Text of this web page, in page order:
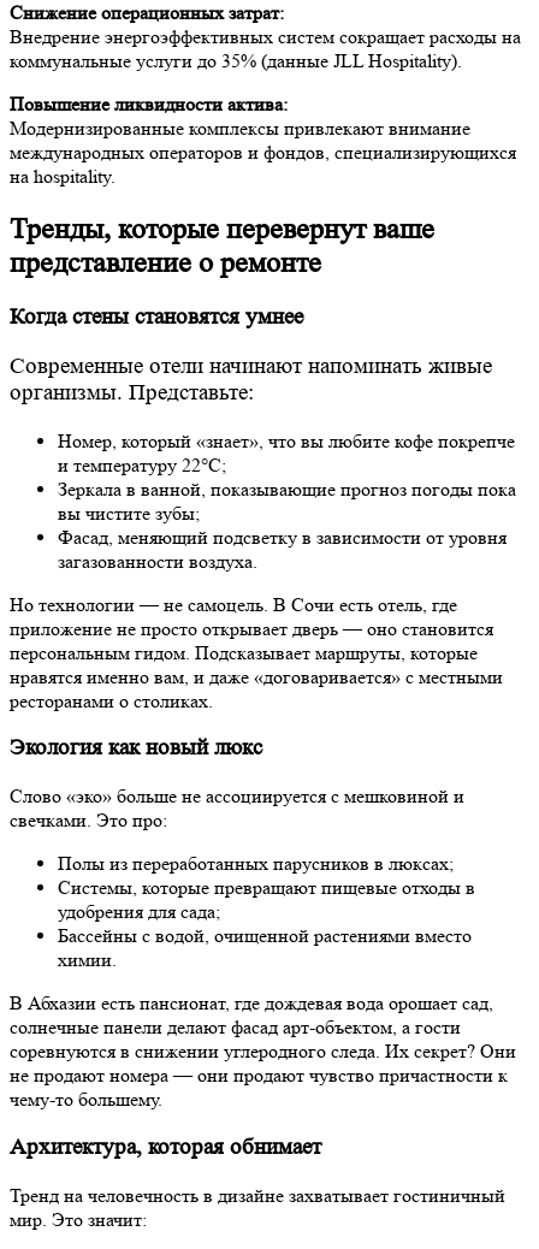
Снижение операционных затрат:
Внедрение энергоэффективных систем сокращает расходы на
коммунальные услуги до 35% (данные JLL Hospitality).
Повышение ликвидности актива:
Модернизированные комплексы привлекают внимание
международных операторов и фондов, специализирующихся
на hospitality.
Тренды, которые перевернут ваше
представление о ремонте
Когда стены становятся умнее
Современные отели начинают напоминать живые
организмы. Представьте:
Номер, который «знает», что вы любите кофе покрепче
и температуру 22°C;
Зеркала в ванной, показывающие прогноз погоды пока
вы чистите зубы;
Фасад, меняющий подсветку в зависимости от уровня
загазованности воздуха.
Но технологии — не самоцель. В Сочи есть отель, где
приложение не просто открывает дверь — оно становится
персональным гидом. Подсказывает маршруты, которые
нравятся именно вам, и даже «договаривается» с местными
ресторанами о столиках.
Экология как новый люкс
Слово «эко» больше не ассоциируется с мешковиной и
свечками. Это про:
Полы из переработанных парусников в люксах;
Системы, которые превращают пищевые отходы в
удобрения для сада;
Бассейны с водой, очищенной растениями вместо
химии.
В Абхазии есть пансионат, где дождевая вода орошает сад,
солнечные панели делают фасад арт-объектом, а гости
соревнуются в снижении углеродного следа. Их секрет? Они
не продают номера — они продают чувство причастности к
чему-то большему.
Архитектура, которая обнимает
Тренд на человечность в дизайне захватывает гостиничный
мир. Это значит: